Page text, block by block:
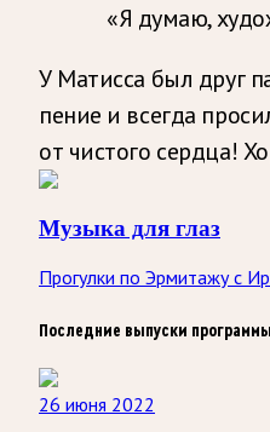
«Я думаю,
У Матисса был друг
пение и всегда
от чистого сердца!
Музыка для глаз
Прогулки по Эрмитажу с
Последние выпуски программы
26 июня 2022